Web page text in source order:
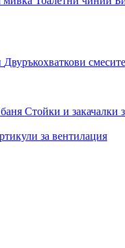
Двуръкохваткови
Стойки и закачалки
за вентилация